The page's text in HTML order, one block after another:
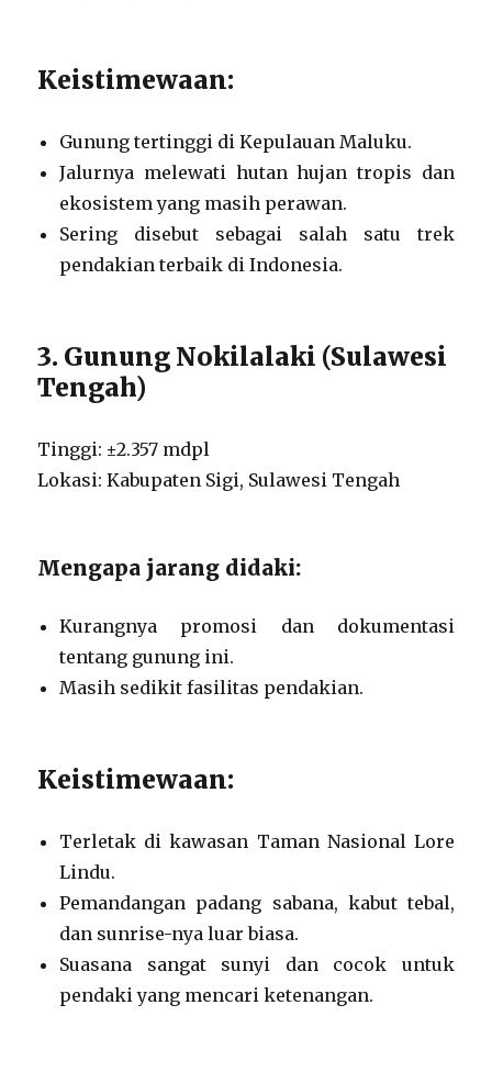
Keistimewaan:
Gunung tertinggi di Kepulauan Maluku.
Jalurnya melewati hutan hujan tropis dan
ekosistem yang masih perawan.
Sering disebut sebagai salah satu trek
pendakian terbaik di Indonesia.
3. Gunung Nokilalaki (Sulawesi
Tengah)
Tinggi: ±2.357 mdpl
Lokasi: Kabupaten Sigi, Sulawesi Tengah
Mengapa jarang didaki:
Kurangnya promosi dan dokumentasi
tentang gunung ini.
Masih sedikit fasilitas pendakian.
Keistimewaan:
Terletak di kawasan Taman Nasional Lore
Lindu.
Pemandangan padang sabana, kabut tebal,
dan sunrise-nya luar biasa.
Suasana sangat sunyi dan cocok untuk
pendaki yang mencari ketenangan.